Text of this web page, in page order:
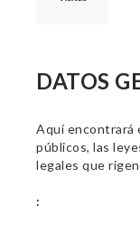
DATOS
Aquí encontrará
públicos, las
legales que
: